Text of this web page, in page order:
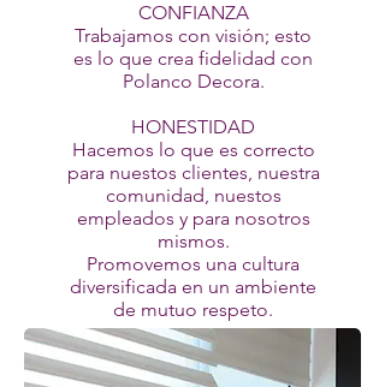
CONFIANZA
Trabajamos con visión; esto
es lo que crea fidelidad con
Polanco Decora.
HONESTIDAD
Hacemos lo que es correcto
para nuestos clientes, nuestra
comunidad, nuestos
empleados y para nosotros
mismos.
Promovemos una cultura
diversificada en un ambiente
de mutuo respeto.